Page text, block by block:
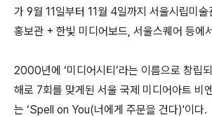
가 9월 11일부터 11월 4일까지 서울시립미
홍보관 + 한빛 미디어보드, 서울스퀘어 등에
2000년에 ‘미디어시티’라는 이름으로 창립
해로 7회를 맞게된 서울 국제 미디어아트 비
는 ‘Spell on You(너에게 주문을 건다)'이다.